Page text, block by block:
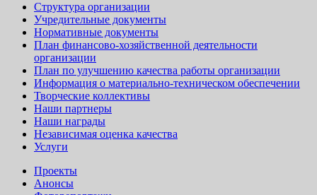
Структура организации
Учредительные документы
Нормативные документы
План финансово-хозяйственной деятельности
организации
План по улучшению качества работы организации
Информация о материально-техническом обеспечении
Творческие коллективы
Наши партнеры
Наши награды
Независимая оценка качества
Услуги
Проекты
Анонсы